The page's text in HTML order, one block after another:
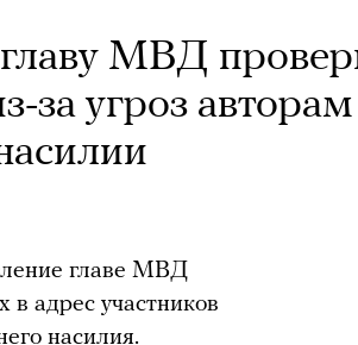
МВД
за угроз авторам
главе МВД
в адрес участников
насилия.